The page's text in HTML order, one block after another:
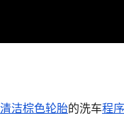
清洁棕色轮胎的洗车程序